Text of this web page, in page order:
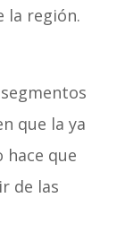
la región.
que la ya
hace que
de las